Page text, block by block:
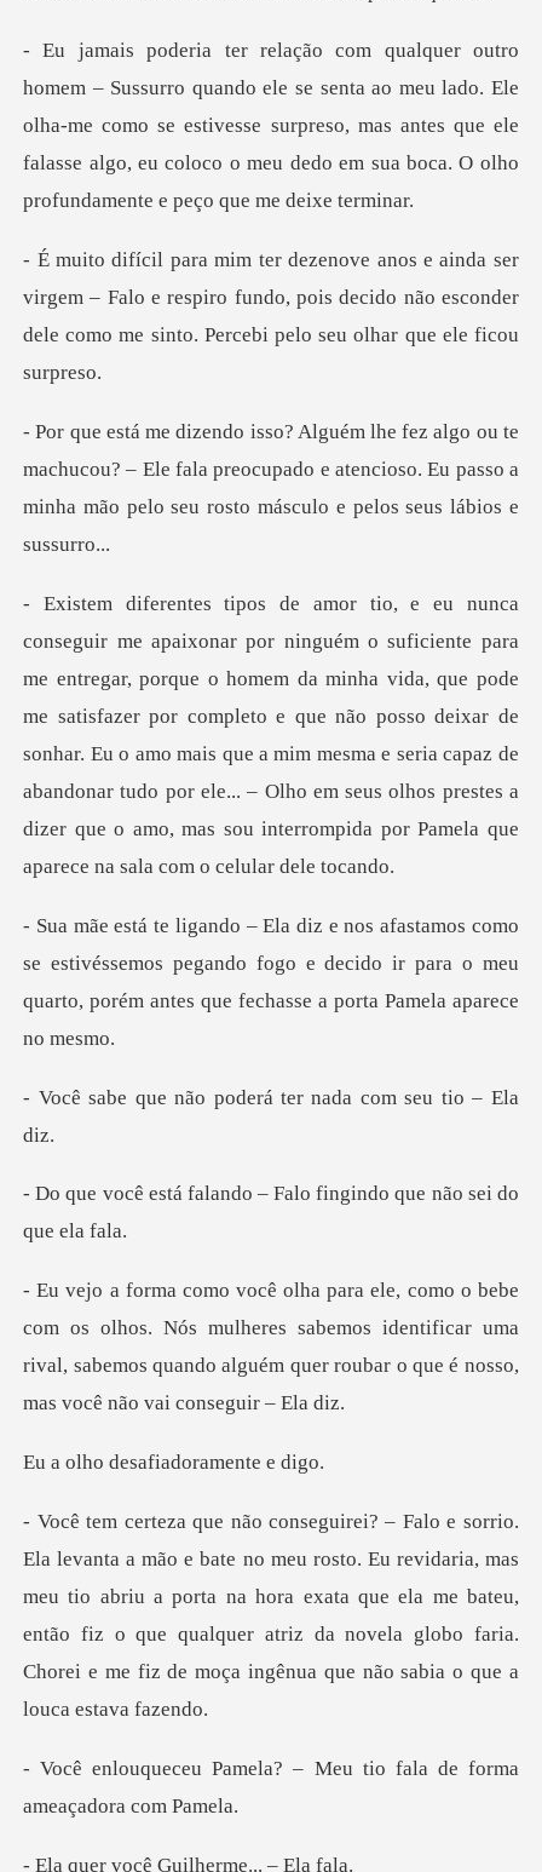
ta ao meu lado. Ele
olha-me como se estivesse surpreso, mas antes que ele
falasse alg
rgem – Falo e respiro fundo, pois decido não esconder
dele
chucou? – Ele fala preocupado e atencioso. Eu passo a
minha
a vida, que pode
me satisfazer por completo e que não posso deixar de
sonhar. Eu o amo mais que a mim mesma e seria capaz de
abandonar tudo
e estivéssemos pegando fogo e decido ir para o meu
quarto,
poderá ter nada co
ndo – Falo fingindo que
s. Nós mulheres sabemos identificar uma
rival, sabemos quando algu
esafiadoram
revidaria, mas
meu tio abriu a porta na hora exata que ela me bateu,
então fiz o que qualquer atriz
a? – Meu tio fala de for
cê Guilherme.